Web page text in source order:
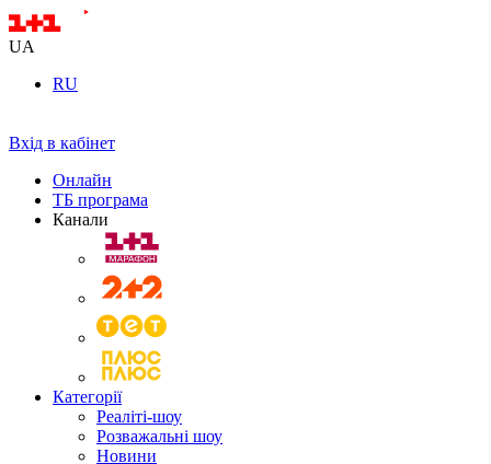
UA
RU
Вхід в кабінет
Онлайн
ТБ програма
Канали
Категорії
Реаліті-шоу
Розважальні шоу
Новини